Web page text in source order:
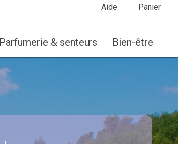
Aide Panier
Parfumerie & senteurs Bien-être